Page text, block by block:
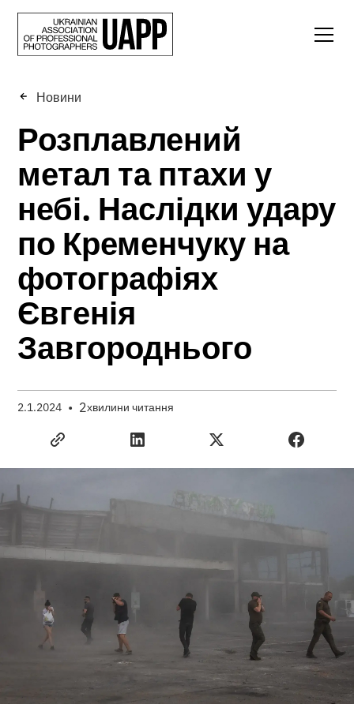
Новини
Розплавлений
метал та птахи у
небі. Наслідки удару
по Кременчуку на
фотографіях
Євгенія
Завгороднього
2.1.2024 • 2хвилини читання